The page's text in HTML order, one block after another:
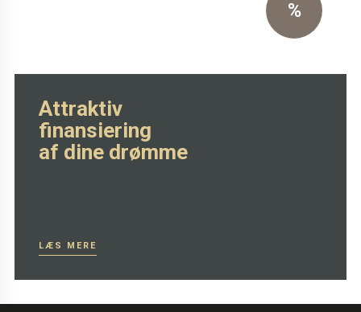
%
Attraktiv
finansiering
af dine drømme
LÆS MERE